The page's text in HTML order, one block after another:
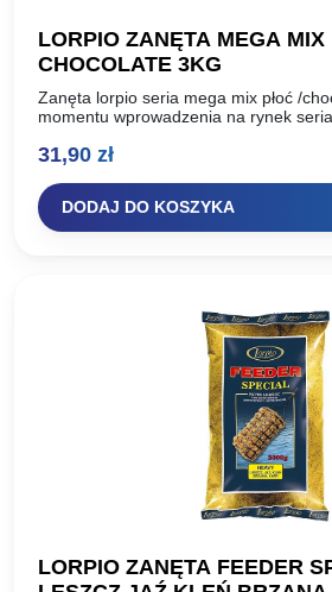
LORPIO ZANĘTA MEGA MIX
CHOCOLATE 3KG
Zanęta lorpio seria mega mix płoć /
momentu wprowadzenia na rynek seria
uniwersalność, równie…
31,90 zł
DODAJ DO KOSZYKA
LORPIO ZANĘTA FEEDER